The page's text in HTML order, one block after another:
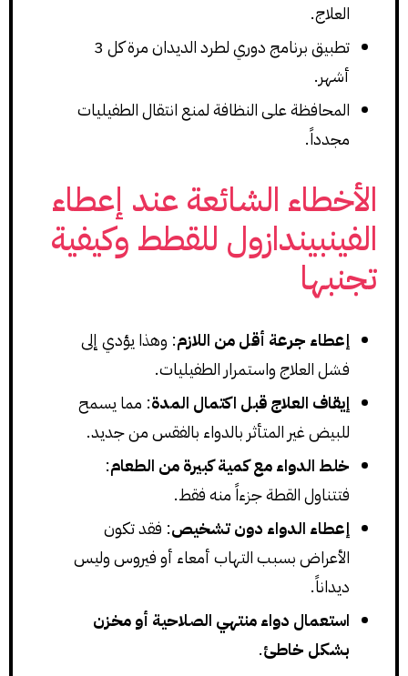
العلاج.
تطبيق برنامج دوري لطرد الديدان مرة كل 3
أشهر.
المحافظة على النظافة لمنع انتقال الطفيليات
مجدداً.
الأخطاء الشائعة عند إعطاء
الفينبيندازول للقطط وكيفية
تجنبها
إعطاء جرعة أقل من اللازم: وهذا يؤدي إلى
فشل العلاج واستمرار الطفيليات.
إيقاف العلاج قبل اكتمال المدة: مما يسمح
للبيض غير المتأثر بالدواء بالفقس من جديد.
خلط الدواء مع كمية كبيرة من الطعام:
فتتناول القطة جزءاً منه فقط.
إعطاء الدواء دون تشخيص: فقد تكون
الأعراض بسبب التهاب أمعاء أو فيروس وليس
ديداناً.
استعمال دواء منتهي الصلاحية أو مخزن
بشكل خاطئ.